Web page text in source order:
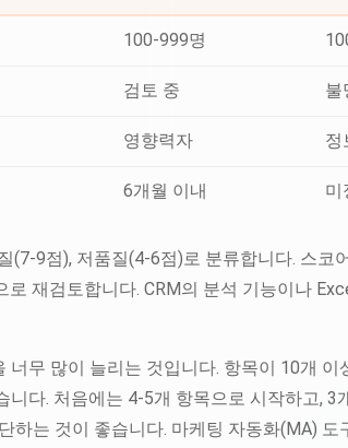
100-999명
검토 중 불
영향력자 정
6개월 이내 미
(7-9점), 저품질(4-6점)로 분류합니다. 스코
재검토합니다. CRM의 분석 기능이나
무 많이 늘리는 것입니다. 항목이 10개 이
다. 처음에는 4-5개 항목으로 시작하고, 3
하는 것이 좋습니다. 마케팅 자동화(MA) 도